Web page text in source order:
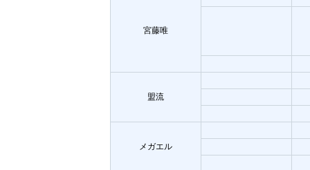
宮藤唯
盟流
メガエル